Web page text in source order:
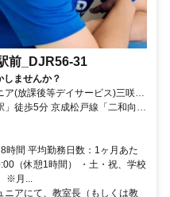
前_DJR56-31
ませんか？
(放課後等デイサービス)三咲駅
徒歩5分 京成松戸線「二和向台
時間 平均勤務日数：1ヶ月あた
（休憩1時間） ・土・祝、学校
※月...
ニアにて、教室長（もしくは教